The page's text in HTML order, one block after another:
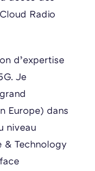
Radio
d’expertise
Je
Europe) dans
niveau
& Technology